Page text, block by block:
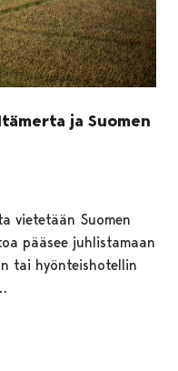
ja Suomen
vietetään Suomen
pääsee juhlistamaan
tai hyönteishotellin